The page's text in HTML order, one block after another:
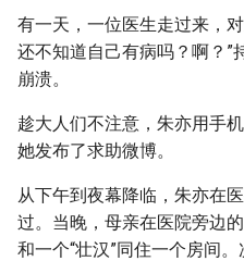
有一天，一位医生走过来，
还不知道自己有病吗？啊？”
崩溃。
趁大人们不注意，朱亦用手
她发布了求助微博。
从下午到夜幕降临，朱亦在
过。当晚，母亲在医院旁边
和一个“壮汉”同住一个房间